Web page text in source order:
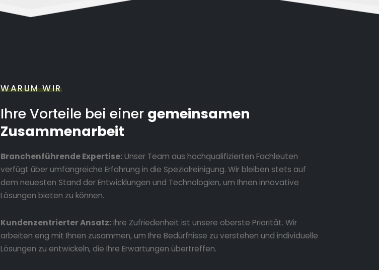
WARUM WIR
Ihre Vorteile bei einer gemeinsamen
Zusammenarbeit
Branchenführende Expertise:Unser Team aus hochqualifizierten Fachleuten
verfügt über umfangreiche Erfahrung in die Spezialreinigung. Wir bleiben stets auf
dem neuesten Stand der Entwicklungen und Technologien, um Ihnen innovative
Lösungen bieten zu können.
Kundenzentrierter Ansatz:Ihre Zufriedenheit ist unsere oberste Priorität. Wir
arbeiten eng mit Ihnen zusammen, um Ihre Bedürfnisse zu verstehen und individuelle
Lösungen zu entwickeln, die Ihre Erwartungen übertreffen.